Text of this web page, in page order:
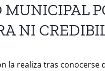
MUNICIPAL
NI
la realiza tras